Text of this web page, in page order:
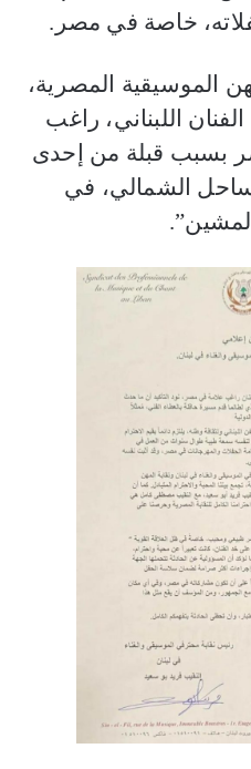
خاصة في مصر.
الموسيقية المصرية،
اللبناني، راغب
بسبب قبلة من إحدى
الشمالي، في